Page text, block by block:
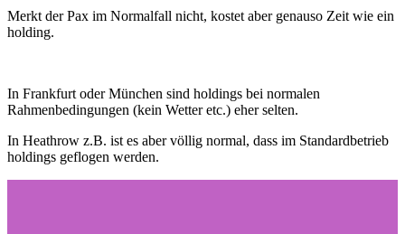
Merkt der Pax im Normalfall nicht, kostet aber genauso Zeit wie ein
holding.
In Frankfurt oder München sind holdings bei normalen
Rahmenbedingungen (kein Wetter etc.) eher selten.
In Heathrow z.B. ist es aber völlig normal, dass im Standardbetrieb
holdings geflogen werden.